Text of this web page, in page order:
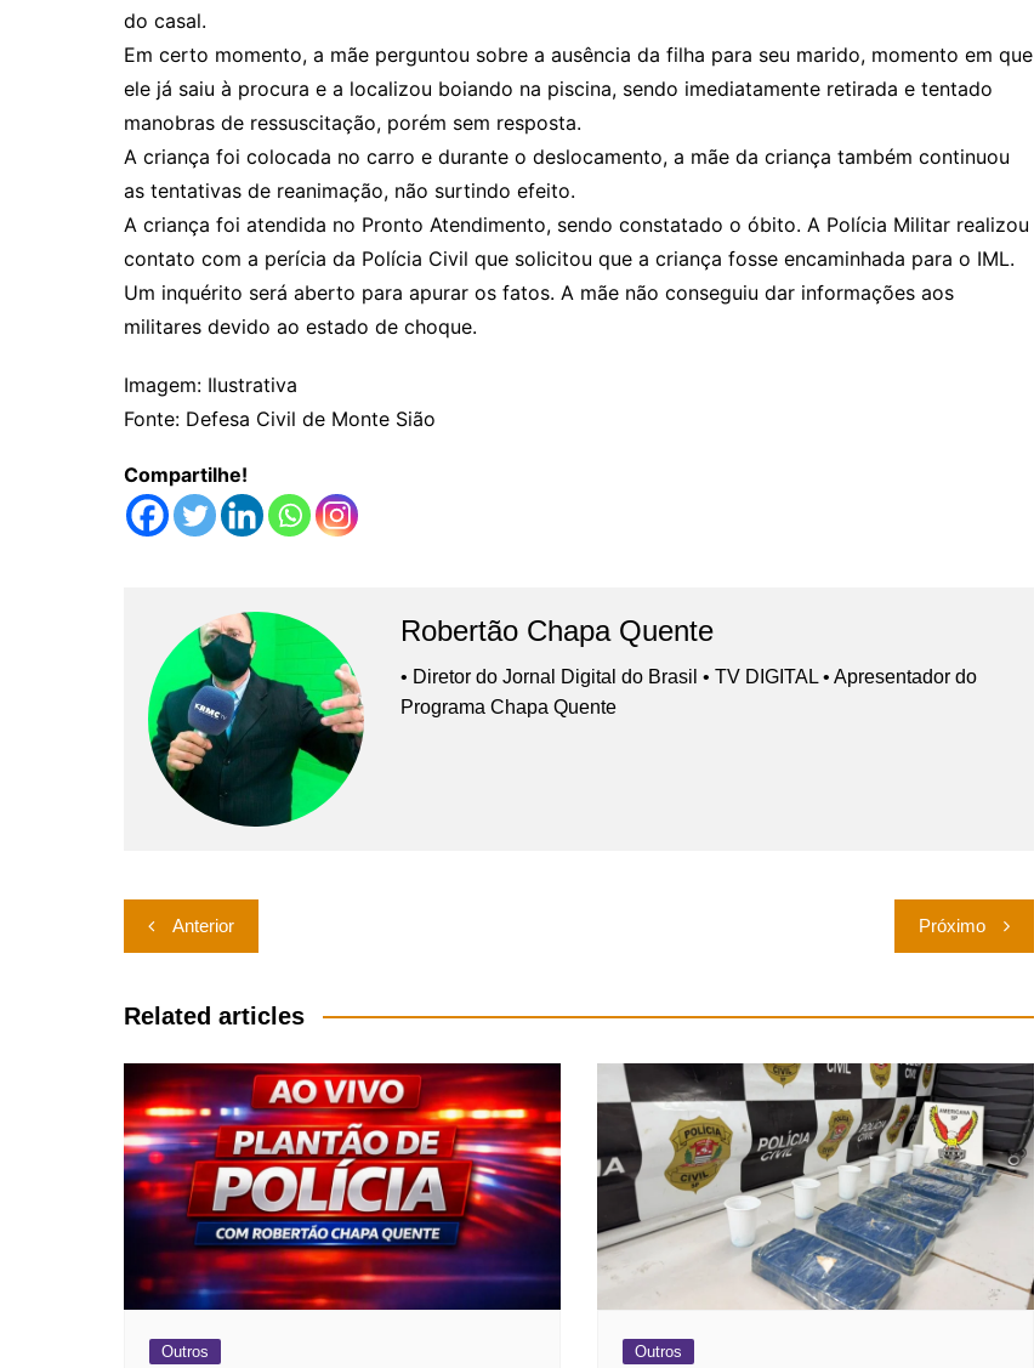
do casal.
Em certo momento, a mãe perguntou sobre a ausência da filha para seu marido, momento em que
ele já saiu à procura e a localizou boiando na piscina, sendo imediatamente retirada e tentado
manobras de ressuscitação, porém sem resposta.
A criança foi colocada no carro e durante o deslocamento, a mãe da criança também continuou
as tentativas de reanimação, não surtindo efeito.
A criança foi atendida no Pronto Atendimento, sendo constatado o óbito. A Polícia Militar realizou
contato com a perícia da Polícia Civil que solicitou que a criança fosse encaminhada para o IML.
Um inquérito será aberto para apurar os fatos. A mãe não conseguiu dar informações aos
militares devido ao estado de choque.
Imagem: Ilustrativa
Fonte: Defesa Civil de Monte Sião
Compartilhe!
Robertão Chapa Quente
• Diretor do Jornal Digital do Brasil • TV DIGITAL • Apresentador do
Programa Chapa Quente
Navegação
de
Post
Anterior Próximo
Related articles
Outros Outros